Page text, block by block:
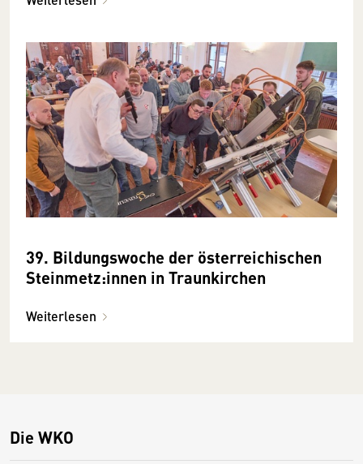
39. Bildungswoche der österreichischen
Steinmetz:innen in Traunkirchen
Weiterlesen
Die WKO